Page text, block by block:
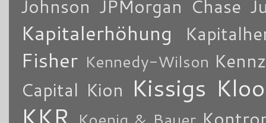
Johnson JPMorgan Chase
Kapitalerhöhung
Fisher Kennedy-Wilson
Capital Kion Kissigs